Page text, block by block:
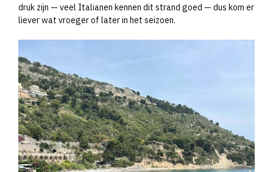
druk zijn — veel Italianen kennen dit strand goed — dus kom er
liever wat vroeger of later in het seizoen.